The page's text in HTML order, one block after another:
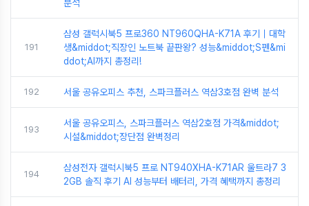
분석
191
삼성 갤럭시북5 프로360 NT960QHA-K71A 후기｜대학
생&middot;직장인 노트북 끝판왕? 성능&middot;S펜&mi
ddot;AI까지 총정리!
192 서울 공유오피스 추천, 스파크플러스 역삼3호점 완벽 분석
193
서울 공유오피스, 스파크플러스 역삼2호점 가격&middot;
시설&middot;장단점 완벽정리
194
삼성전자 갤럭시북5 프로 NT940XHA-K71AR 울트라7 3
2GB 솔직 후기 AI 성능부터 배터리, 가격 혜택까지 총정리